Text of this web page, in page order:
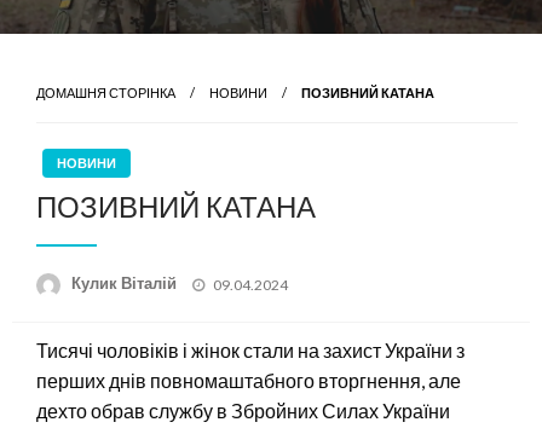
ДОМАШНЯ СТОРІНКА НОВИНИ ПОЗИВНИЙ КАТАНА
НОВИНИ
ПОЗИВНИЙ КАТАНА
Кулик Віталій Опубліковано
09.04.2024
Тисячі чоловіків і жінок стали на захист України з
перших днів повномаштабного вторгнення, але
дехто обрав службу в Збройних Силах України